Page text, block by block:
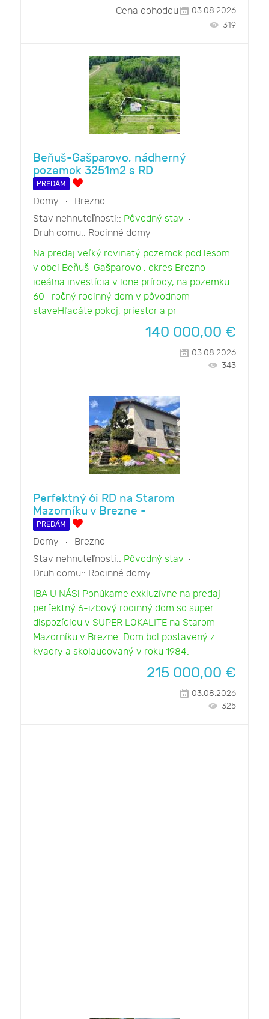
Cena dohodou
03.08.2026
319
Beňuš-Gašparovo, nádherný
pozemok 3251m2 s RD
PREDÁM
Domy
Brezno
Stav nehnuteľnosti:: Pôvodný stav
Druh domu:: Rodinné domy
Na predaj veľký rovinatý pozemok pod lesom
v obci Beňuš-Gašparovo , okres Brezno –
ideálna investícia v lone prírody, na pozemku
60- ročný rodinný dom v pôvodnom
staveHľadáte pokoj, priestor a pr
140 000,00 €
03.08.2026
343
Perfektný 6i RD na Starom
Mazorníku v Brezne -
PREDÁM
Domy
Brezno
Stav nehnuteľnosti:: Pôvodný stav
Druh domu:: Rodinné domy
IBA U NÁS! Ponúkame exkluzívne na predaj
perfektný 6-izbový rodinný dom so super
dispozíciou v SUPER LOKALITE na Starom
Mazorníku v Brezne. Dom bol postavený z
kvadry a skolaudovaný v roku 1984.
215 000,00 €
03.08.2026
325